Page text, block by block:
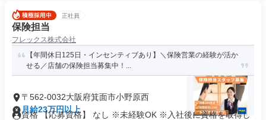
正社員
保険担当
フレックス株式会社
【年間休日125日・インセンティブあり】＼保険営業の経験が活か
せる／店舗の保険担当募集中！...
〒562-0032大阪府箕面市小野原西
月給23万円以上
資格 【応募資格】 なし ※未経験OK ※入社後に資格を取得し